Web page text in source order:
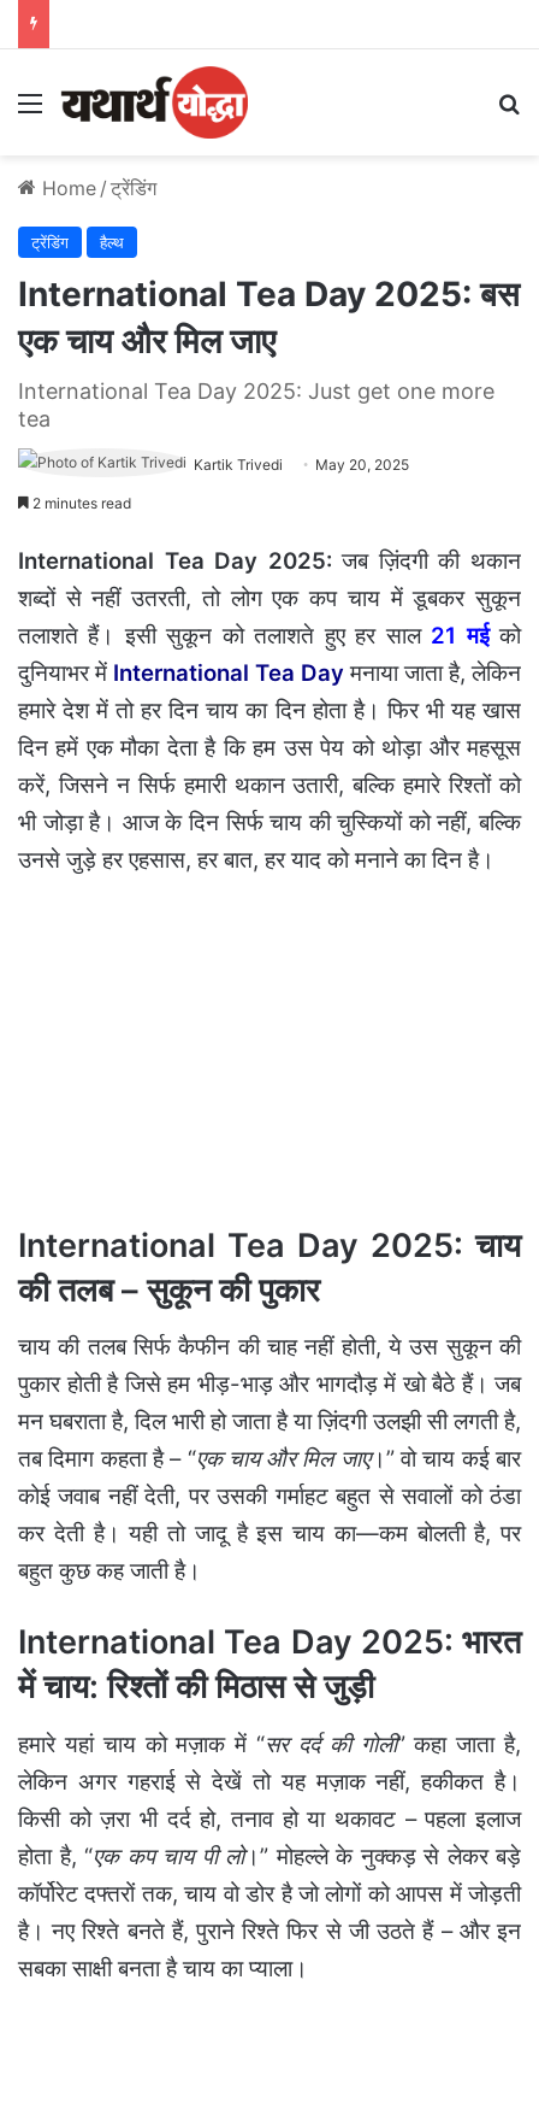
Menu
Home / ट्रेंडिंग
ट्रेंडिंग हैल्थ
International Tea Day 2025: बस
एक चाय और मिल जाए
International Tea Day 2025: Just get one more
tea
Kartik Trivedi May 20, 2025
2 minutes read
International Tea Day 2025: जब ज़िंदगी की थकान
शब्दों से नहीं उतरती, तो लोग एक कप चाय में डूबकर सुकून
तलाशते हैं। इसी सुकून को तलाशते हुए हर साल 21 मईको
दुनियाभर में International Tea Day मनाया जाता है, लेकिन
हमारे देश में तो हर दिन चाय का दिन होता है। फिर भी यह खास
दिन हमें एक मौका देता है कि हम उस पेय को थोड़ा और महसूस
करें, जिसने न सिर्फ हमारी थकान उतारी, बल्कि हमारे रिश्तों को
भी जोड़ा है। आज के दिन सिर्फ चाय की चुस्कियों को नहीं, बल्कि
उनसे जुड़े हर एहसास, हर बात, हर याद को मनाने का दिन है।
International Tea Day 2025: चाय
की तलब – सुकून की पुकार
चाय की तलब सिर्फ कैफीन की चाह नहीं होती, ये उस सुकून की
पुकार होती है जिसे हम भीड़-भाड़ और भागदौड़ में खो बैठे हैं। जब
मन घबराता है, दिल भारी हो जाता है या ज़िंदगी उलझी सी लगती है,
तब दिमाग कहता है – “एक चाय और मिल जाए।” वो चाय कई बार
कोई जवाब नहीं देती, पर उसकी गर्माहट बहुत से सवालों को ठंडा
कर देती है। यही तो जादू है इस चाय का—कम बोलती है, पर
बहुत कुछ कह जाती है।
International Tea Day 2025: भारत
में चाय: रिश्तों की मिठास से जुड़ी
हमारे यहां चाय को मज़ाक में “सर दर्द की गोली” कहा जाता है,
लेकिन अगर गहराई से देखें तो यह मज़ाक नहीं, हकीकत है।
किसी को ज़रा भी दर्द हो, तनाव हो या थकावट – पहला इलाज
होता है, “एक कप चाय पी लो।” मोहल्ले के नुक्कड़ से लेकर बड़े
कॉर्पोरेट दफ्तरों तक, चाय वो डोर है जो लोगों को आपस में जोड़ती
है। नए रिश्ते बनते हैं, पुराने रिश्ते फिर से जी उठते हैं – और इन
सबका साक्षी बनता है चाय का प्याला।